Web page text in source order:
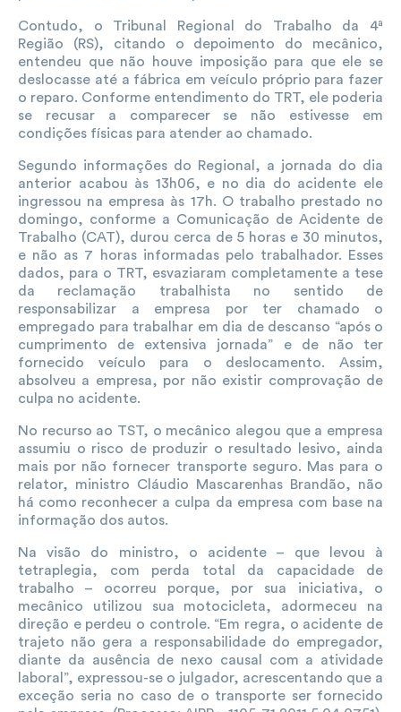
Contudo, o Tribunal Regional do Trabalho da 4ª
Região (RS), citando o depoimento do mecânico,
entendeu que não houve imposição para que ele se
deslocasse até a fábrica em veículo próprio para fazer
o reparo. Conforme entendimento do TRT, ele poderia
se recusar a comparecer se não estivesse em
condições físicas para atender ao chamado.
Segundo informações do Regional, a jornada do dia
anterior acabou às 13h06, e no dia do acidente ele
ingressou na empresa às 17h. O trabalho prestado no
domingo, conforme a Comunicação de Acidente de
Trabalho (CAT), durou cerca de 5 horas e 30 minutos,
e não as 7 horas informadas pelo trabalhador. Esses
dados, para o TRT, esvaziaram completamente a tese
da reclamação trabalhista no sentido de
responsabilizar a empresa por ter chamado o
empregado para trabalhar em dia de descanso “após o
cumprimento de extensiva jornada” e de não ter
fornecido veículo para o deslocamento. Assim,
absolveu a empresa, por não existir comprovação de
culpa no acidente.
No recurso ao TST, o mecânico alegou que a empresa
assumiu o risco de produzir o resultado lesivo, ainda
mais por não fornecer transporte seguro. Mas para o
relator, ministro Cláudio Mascarenhas Brandão, não
há como reconhecer a culpa da empresa com base na
informação dos autos.
Na visão do ministro, o acidente – que levou à
tetraplegia, com perda total da capacidade de
trabalho – ocorreu porque, por sua iniciativa, o
mecânico utilizou sua motocicleta, adormeceu na
direção e perdeu o controle. “Em regra, o acidente de
trajeto não gera a responsabilidade do empregador,
diante da ausência de nexo causal com a atividade
laboral”, expressou-se o julgador, acrescentando que a
exceção seria no caso de o transporte ser fornecido